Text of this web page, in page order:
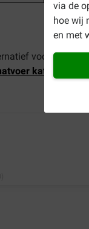
via de
hoe wij
en met
voor dit
kat . Of